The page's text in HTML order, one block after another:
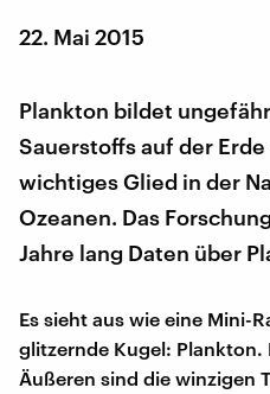
22. Mai 2015
Plankton bildet
Sauerstoffs auf der
wichtiges Glied in der
Ozeanen. Das
Jahre lang Daten über
Es sieht aus wie eine Mini-
glitzernde Kugel:
Äußeren sind die winzigen